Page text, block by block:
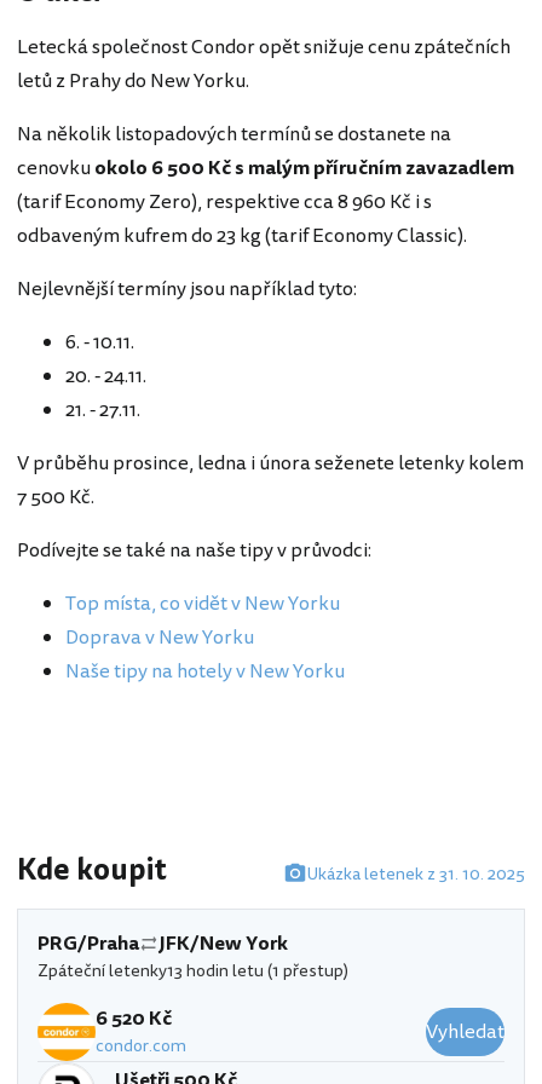
Letecká společnost Condor opět snižuje cenu zpátečních
letů z Prahy do New Yorku.
Na několik listopadových termínů se dostanete na
cenovkuokolo 6 500 Kč s malým příručním zavazadlem
(tarif Economy Zero), respektive cca 8 960 Kč i s
odbaveným kufrem do 23 kg (tarif Economy Classic).
Nejlevnější termíny jsou například tyto:
6. - 10.11.
20. - 24.11.
21. - 27.11.
V průběhu prosince, ledna i února seženete letenky kolem
7 500 Kč.
Podívejte se také na naše tipy v průvodci:
Top místa, co vidět v New Yorku
Doprava v New Yorku
Naše tipy na hotely v New Yorku
Kde koupit Ukázka letenek z 31. 10. 2025
PRG/Praha JFK/New York
Zpáteční letenky13 hodin letu (1 přestup)
6 520 Kč
condor.com
Vyhledat